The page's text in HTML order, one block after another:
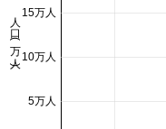
5万人
10万人
15万人
人口 (万人)